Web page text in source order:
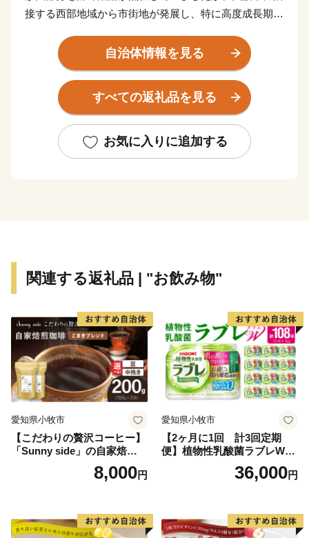
接する西部地域から市街地が発展し、特に高度成長期に
また、早くから大手家電メーカーの企業城下町として発
展を遂げるとともに安定した税収を背景に各種行政サー
ビスを充実させ、公共施設や都市基盤の整備を進めてき
一定の到達点に達し、成熟した都市としての機能を備え
るに至っています。
自治体情報を見る
すべての返礼品を見る
お気に入りに追加する
関連する返礼品 | "お飲み物"
愛知県小牧市
【こだわりの贅沢コーヒー】
「Sunny side」の自家焙煎珈
琲こまきブレンド（200g）
8,000円
愛知県小牧市
【2ヶ月に1回 計3回定期
便】植物性乳酸菌ラブレW
プレーン36本（計108本）
36,000円